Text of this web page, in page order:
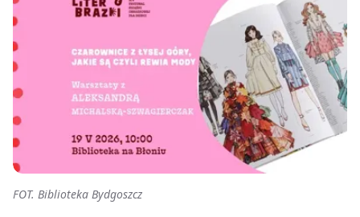
FOT. Biblioteka Bydgoszcz